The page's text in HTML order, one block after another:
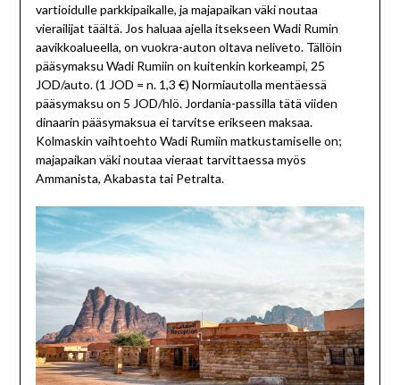
vartioidulle parkkipaikalle, ja majapaikan väki noutaa
vierailijat täältä. Jos haluaa ajella itsekseen Wadi Rumin
aavikkoalueella, on vuokra-auton oltava neliveto. Tällöin
pääsymaksu Wadi Rumiin on kuitenkin korkeampi, 25
JOD/auto. (1 JOD = n. 1,3 €) Normiautolla mentäessä
pääsymaksu on 5 JOD/hlö. Jordania-passilla tätä viiden
dinaarin pääsymaksua ei tarvitse erikseen maksaa.
Kolmaskin vaihtoehto Wadi Rumiin matkustamiselle on;
majapaikan väki noutaa vieraat tarvittaessa myös
Ammanista, Akabasta tai Petralta.